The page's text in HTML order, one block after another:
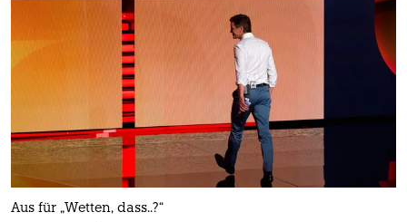
Aus für „Wetten, dass..?“